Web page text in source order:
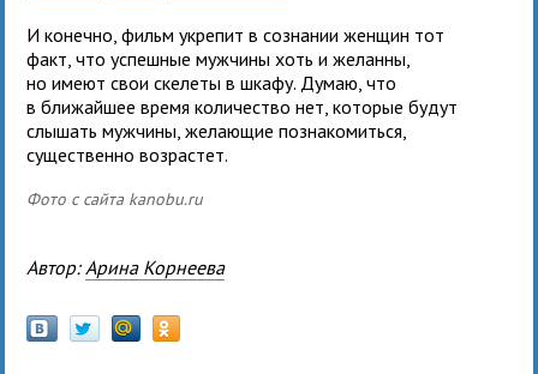
И конечно, фильм укрепит в сознании женщин тот
факт, что успешные мужчины хоть и желанны,
но имеют свои скелеты в шкафу. Думаю, что
в ближайшее время количество нет, которые будут
слышать мужчины, желающие познакомиться,
существенно возрастет.
Фото с сайта kanobu.ru
Автор: Арина Корнеева